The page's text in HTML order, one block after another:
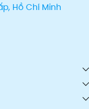
Hồ Chí Minh